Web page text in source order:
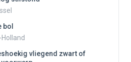
bol
vliegend zwart of